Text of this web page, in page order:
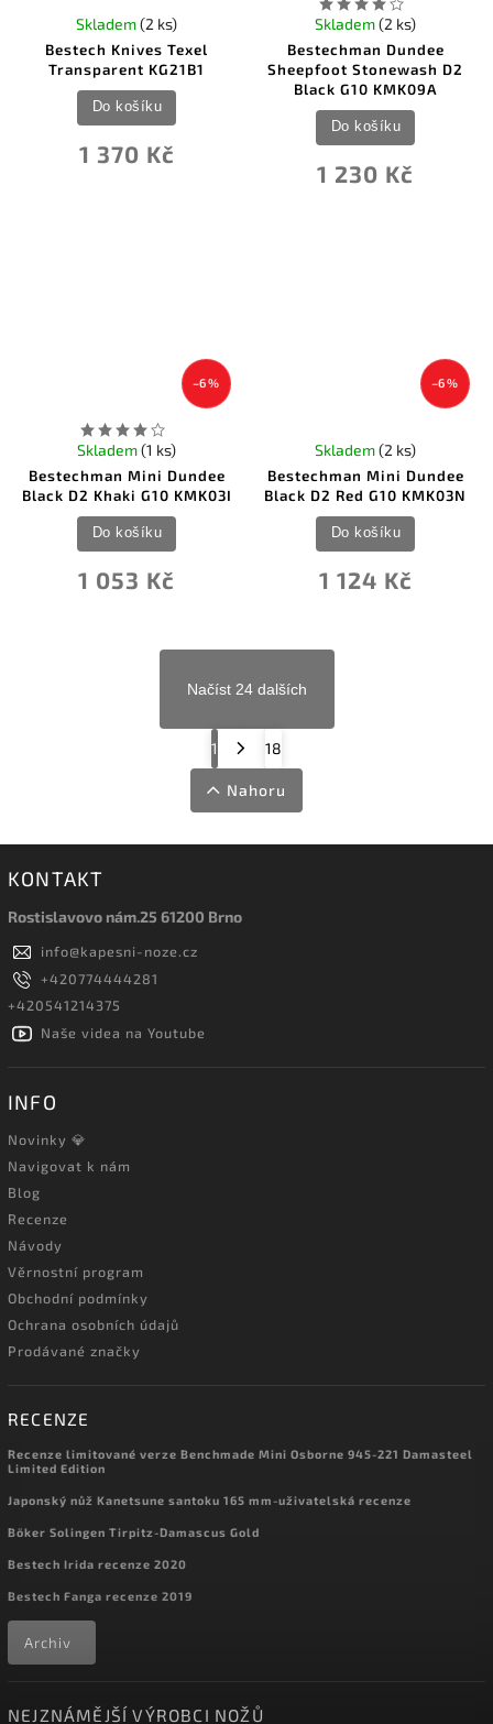
Bestech Knives Texel
Transparent KG21B1
Skladem(2 ks)
1 370 Kč
Do košíku
Bestechman Dundee
Sheepfoot Stonewash D2
Black G10 KMK09A
Skladem(2 ks)
1 230 Kč
Do košíku
–6 %
Bestechman Mini Dundee
Black D2 Khaki G10 KMK03I
Skladem(1 ks)
1 053 Kč
Do košíku
–6 %
Bestechman Mini Dundee
Black D2 Red G10 KMK03N
Skladem(2 ks)
1 124 Kč
Do košíku
Načíst 24 dalších
1 18
Nahoru
KONTAKT
Rostislavovo nám.25 61200 Brno
info@kapesni-noze.cz
+420774444281
+420541214375
Naše videa na Youtube
INFO
Novinky 💎
Navigovat k nám
Blog
Recenze
Návody
Věrnostní program
Obchodní podmínky
Ochrana osobních údajů
Prodávané značky
RECENZE
Recenze limitované verze Benchmade Mini Osborne 945-221 Damasteel
Limited Edition
Japonský nůž Kanetsune santoku 165 mm-uživatelská recenze
Böker Solingen Tirpitz-Damascus Gold
Bestech Irida recenze 2020
Bestech Fanga recenze 2019
Archiv
NEJZNÁMĚJŠÍ VÝROBCI NOŽŮ